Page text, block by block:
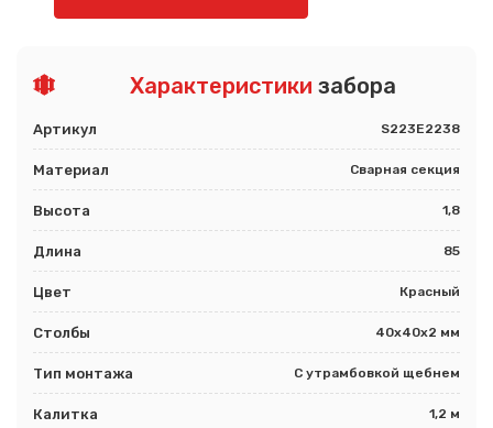
Характеристики забора
Артикул S223E2238
Материал Сварная секция
Высота 1,8
Длина 85
Цвет Красный
Столбы 40х40х2 мм
Тип монтажа С утрамбовкой щебнем
Калитка 1,2 м